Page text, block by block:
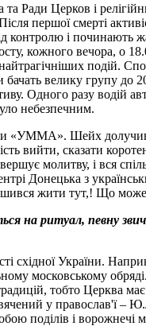
Церков і
першої смерті
контролю і
кожного вечора, о
подій.
велику групу до
Одного разу водій
небезпечним.
«УММА». Шейх
вийти, сказати
молитву, і вся
Донецька з
жити тут,! Що
на ритуал, певну
України.
московському
тобто Церква
у православ'ї –
поділів і